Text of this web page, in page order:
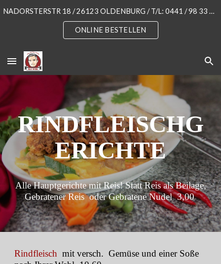
NADORSTERSTR 18 / 26123 OLDENBURG / T/L: 0441 / 98 33 55 3
ONLINE BESTELLEN
RINDFLEISCHG
ERICHTE
Alle Hauptgerichte mit Reis! Statt Reis als Beilage,
Gebratener Reis oder Gebratene Nudel 3,00
Rindfleisch mit versch. Gemüse und einer Soße